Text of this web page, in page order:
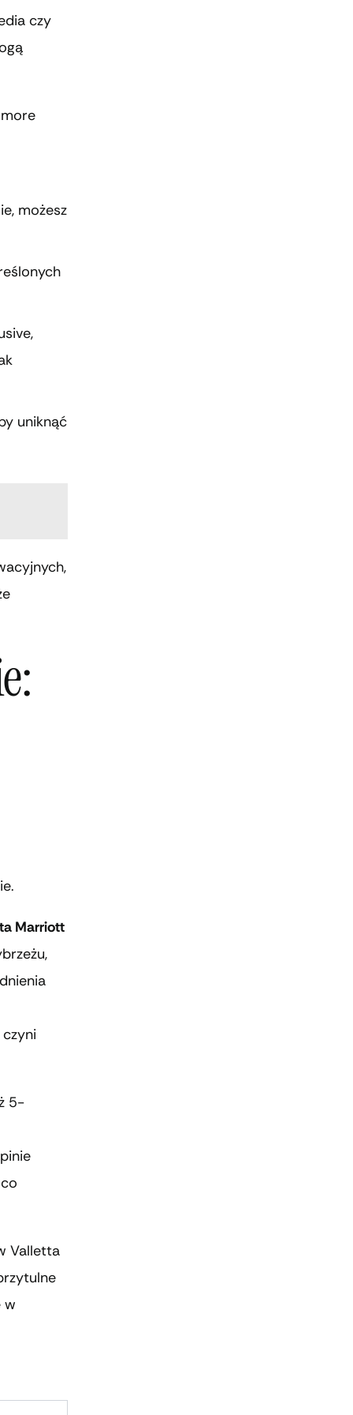
czy
możesz
uniknąć
Marriott
5-
Valletta
w